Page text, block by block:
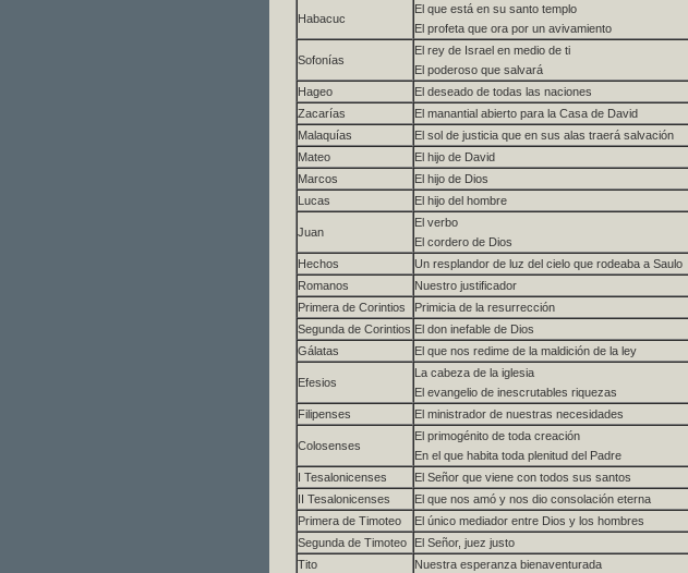
Habacuc
El que está en su santo templo
El profeta que ora por un avivamiento
Sofonías
El rey de Israel en medio de ti
El poderoso que salvará
Hageo
El deseado de todas las naciones
Zacarías
El manantial abierto para la Casa de David
Malaquías
El sol de justicia que en sus alas traerá salvación
Mateo
El hijo de David
Marcos
El hijo de Dios
Lucas
El hijo del hombre
Juan
El verbo
El cordero de Dios
Hechos
Un resplandor de luz del cielo que rodeaba a Saulo
Romanos
Nuestro justificador
Primera de Corintios
Primicia de la resurrección
Segunda de Corintios El don inefable de Dios
Gálatas
El que nos redime de la maldición de la ley
Efesios
La cabeza de la iglesia
El evangelio de inescrutables riquezas
Filipenses
El ministrador de nuestras necesidades
Colosenses
El primogénito de toda creación
En el que habita toda plenitud del Padre
I Tesalonicenses
El Señor que viene con todos sus santos
II Tesalonicenses
El que nos amó y nos dio consolación eterna
Primera de Timoteo
El único mediador entre Dios y los hombres
Segunda de Timoteo
El Señor, juez justo
Tito
Nuestra esperanza bienaventurada